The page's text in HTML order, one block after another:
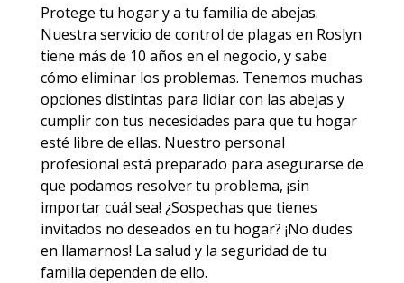
Protege tu hogar y a tu familia de abejas.
Nuestra servicio de control de plagas en Roslyn
tiene más de 10 años en el negocio, y sabe
cómo eliminar los problemas. Tenemos muchas
opciones distintas para lidiar con las abejas y
cumplir con tus necesidades para que tu hogar
esté libre de ellas. Nuestro personal
profesional está preparado para asegurarse de
que podamos resolver tu problema, ¡sin
importar cuál sea! ¿Sospechas que tienes
invitados no deseados en tu hogar? ¡No dudes
en llamarnos! La salud y la seguridad de tu
familia dependen de ello.